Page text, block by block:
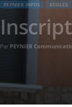
PEYNIER INFOS ECOLES
Par PEYNIER